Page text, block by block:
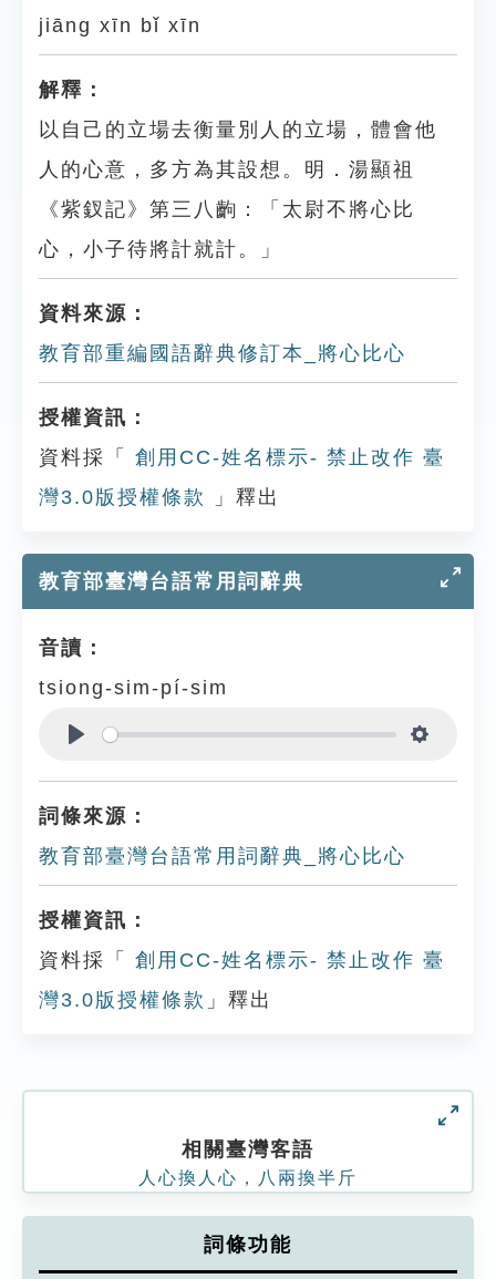
jiāng xīn bǐ xīn
解釋：
以自己的立場去衡量別人的立場，體會他
人的心意，多方為其設想。明．湯顯祖
《紫釵記》第三八齣：「太尉不將心比
心，小子待將計就計。」
資料來源：
教育部重編國語辭典修訂本_將心比心
授權資訊：
資料採「
創用CC-姓名標示- 禁止改作 臺
灣3.0版授權條款
」釋出
教育部臺灣台語常用詞辭典
音讀：
tsiong-sim-pí-sim
詞條來源：
教育部臺灣台語常用詞辭典_將心比心
授權資訊：
資料採「
創用CC-姓名標示- 禁止改作 臺
灣3.0版授權條款 」釋出
相關臺灣客語
人心換人心，八兩換半斤
詞條功能